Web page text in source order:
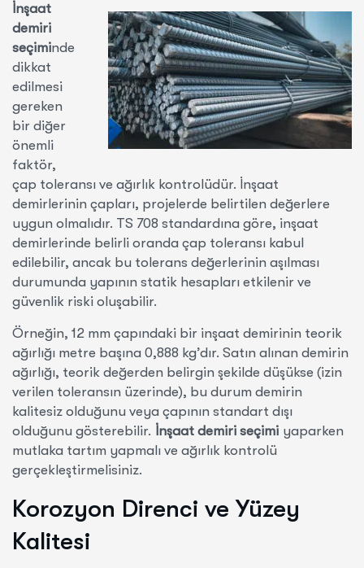
İnşaat
demiri
seçiminde
dikkat
edilmesi
gereken
bir diğer
önemli
faktör,
çap toleransı ve ağırlık kontrolüdür. İnşaat
demirlerinin çapları, projelerde belirtilen değerlere
uygun olmalıdır. TS 708 standardına göre, inşaat
demirlerinde belirli oranda çap toleransı kabul
edilebilir, ancak bu tolerans değerlerinin aşılması
durumunda yapının statik hesapları etkilenir ve
güvenlik riski oluşabilir.
Örneğin, 12 mm çapındaki bir inşaat demirinin teorik
ağırlığı metre başına 0,888 kg’dır. Satın alınan demirin
ağırlığı, teorik değerden belirgin şekilde düşükse (izin
verilen toleransın üzerinde), bu durum demirin
kalitesiz olduğunu veya çapının standart dışı
olduğunu gösterebilir. İnşaat demiri seçimi yaparken
mutlaka tartım yapmalı ve ağırlık kontrolü
gerçekleştirmelisiniz.
Korozyon Direnci ve Yüzey
Kalitesi